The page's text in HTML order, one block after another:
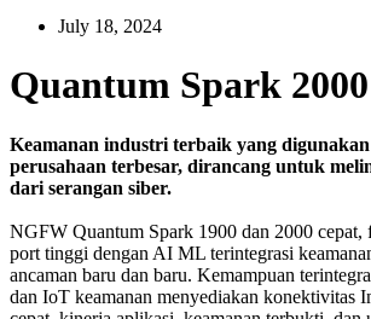
July 18, 2024
Quantum Spark 2000
Keamanan industri terbaik yang
perusahaan terbesar, dirancang untuk
dari serangan siber.
NGFW Quantum Spark 1900 dan 2000 cepat,
port tinggi dengan AI ML terintegrasi
ancaman baru dan baru. Kemampuan
dan IoT keamanan menyediakan konektivitas